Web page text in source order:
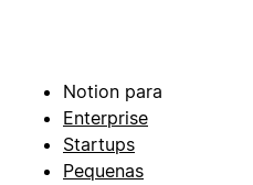
Notion para
Enterprise
Startups
Pequenas